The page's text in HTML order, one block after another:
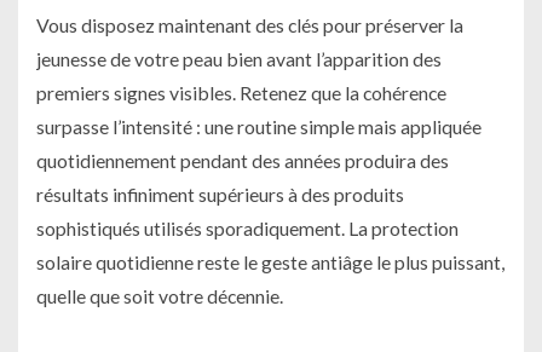
Vous disposez maintenant des clés pour préserver la
jeunesse de votre peau bien avant l’apparition des
premiers signes visibles. Retenez que la cohérence
surpasse l’intensité : une routine simple mais appliquée
quotidiennement pendant des années produira des
résultats infiniment supérieurs à des produits
sophistiqués utilisés sporadiquement. La protection
solaire quotidienne reste le geste antiâge le plus puissant,
quelle que soit votre décennie.